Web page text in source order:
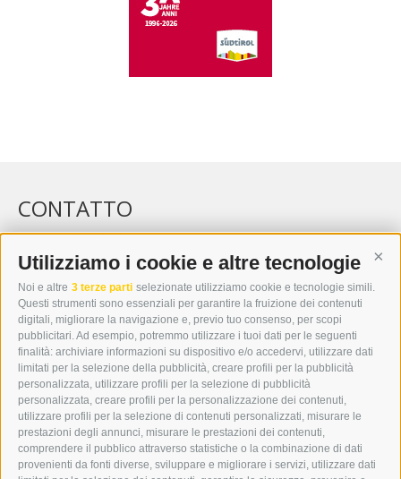
Utilizziamo i cookie e altre tecnologie
Noi e altre 3 terze parti selezionate utilizziamo cookie e tecnologie simili.
Questi strumenti sono essenziali per garantire la fruizione dei contenuti
digitali, migliorare la navigazione e, previo tuo consenso, per scopi
pubblicitari. Ad esempio, potremmo utilizzare i tuoi dati per le seguenti
finalità: archiviare informazioni su dispositivo e/o accedervi, utilizzare dati
limitati per la selezione della pubblicità, creare profili per la pubblicità
personalizzata, utilizzare profili per la selezione di pubblicità
personalizzata, creare profili per la personalizzazione dei contenuti,
utilizzare profili per la selezione di contenuti personalizzati, misurare le
prestazioni degli annunci, misurare le prestazioni dei contenuti,
comprendere il pubblico attraverso statistiche o la combinazione di dati
provenienti da fonti diverse, sviluppare e migliorare i servizi, utilizzare dati
CONTATTO
WIPP-MEDIA GMBH
DER ERKER
I-39049 VIPITENO
TEL.: +39 0472 766876
GRAFIK@DERERKER.IT
INFO@DERERKER.IT
BARBARA.FONTANA@DERERKER.IT
ERKER
PUBBLICITÀ NELL’ERKER
PUBBLICITÀ ONLINE